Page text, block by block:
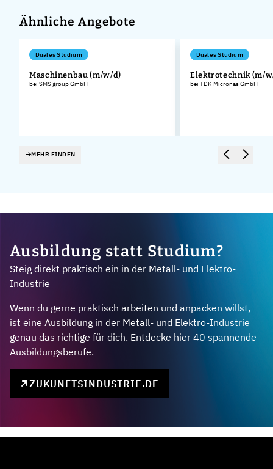
Ähnliche Angebote
Duales Studium
Maschinenbau (m/w/d)
bei SMS group GmbH
Duales Studium
Elektrotechnik (m/
bei TDK-Micronas GmbH
MEHR FINDEN
Ausbildung statt Studium?
Steig direkt praktisch ein in der Metall- und Elektro-
Industrie
Wenn du gerne praktisch arbeiten und anpacken willst,
ist eine Ausbildung in der Metall- und Elektro-Industrie
genau das richtige für dich. Entdecke hier 40 spannende
Ausbildungsberufe.
ZUKUNFTSINDUSTRIE.DE